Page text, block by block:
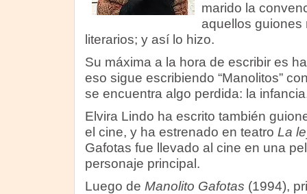
marido la
aquellos guiones
literarios; y así lo hizo.
Su máxima a la hora de escribir es
eso sigue escribiendo “Manolitos”
se encuentra algo perdida: la
Elvira Lindo ha escrito también
el cine, y ha estrenado en teatro La
Gafotas fue llevado al cine en una
personaje principal.
Luego de Manolito Gafotas (1994),